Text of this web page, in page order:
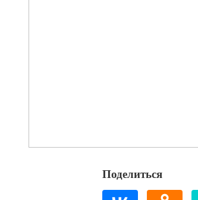
Поделиться